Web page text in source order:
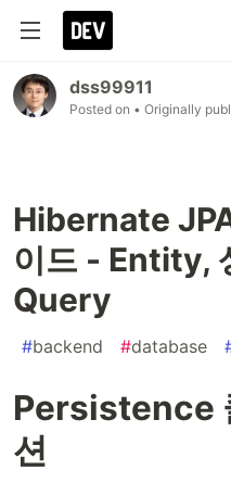
dss99911
Posted on • Originally
Hibernate
이드 - Entity,
Query
#backend #database
Persistence
션